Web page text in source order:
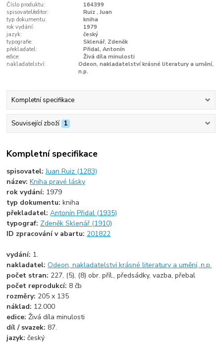
Číslo produktu:
164399
spisovatel/editor:
Ruiz , Juan
typ dokumentu:
kniha
rok vydání:
1979
jazyk:
český
typografie:
Sklenář, Zdeněk
překladatel:
Přidal, Antonín
edice:
Živá díla minulosti
nakladatelství:
Odeon, nakladatelství krásné literatury a umění,
n.p.
Kompletní specifikace
Související zboží 1
Kompletní specifikace
spisovatel:Juan Ruiz (1283)
název:Kniha pravé lásky
rok vydání: 1979
typ dokumentu:kniha
překladatel:Antonín Přidal (1935)
typograf: Zdeněk Sklenář (1910)
ID zpracování v abartu: 201822
vydání: 1.
nakladatel:Odeon, nakladatelství krásné literatury a umění, n.p.
počet stran: 227, (5), (8) obr. příl., předsádky, vazba, přebal
počet reprodukcí: 8 čb
rozměry: 205 x 135
náklad: 12.000
edice:Živá díla minulosti
díl / svazek: 87.
jazyk:český